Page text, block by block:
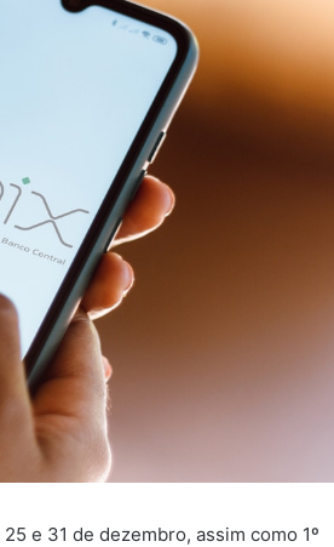
e 31 de dezembro, assim como 1º